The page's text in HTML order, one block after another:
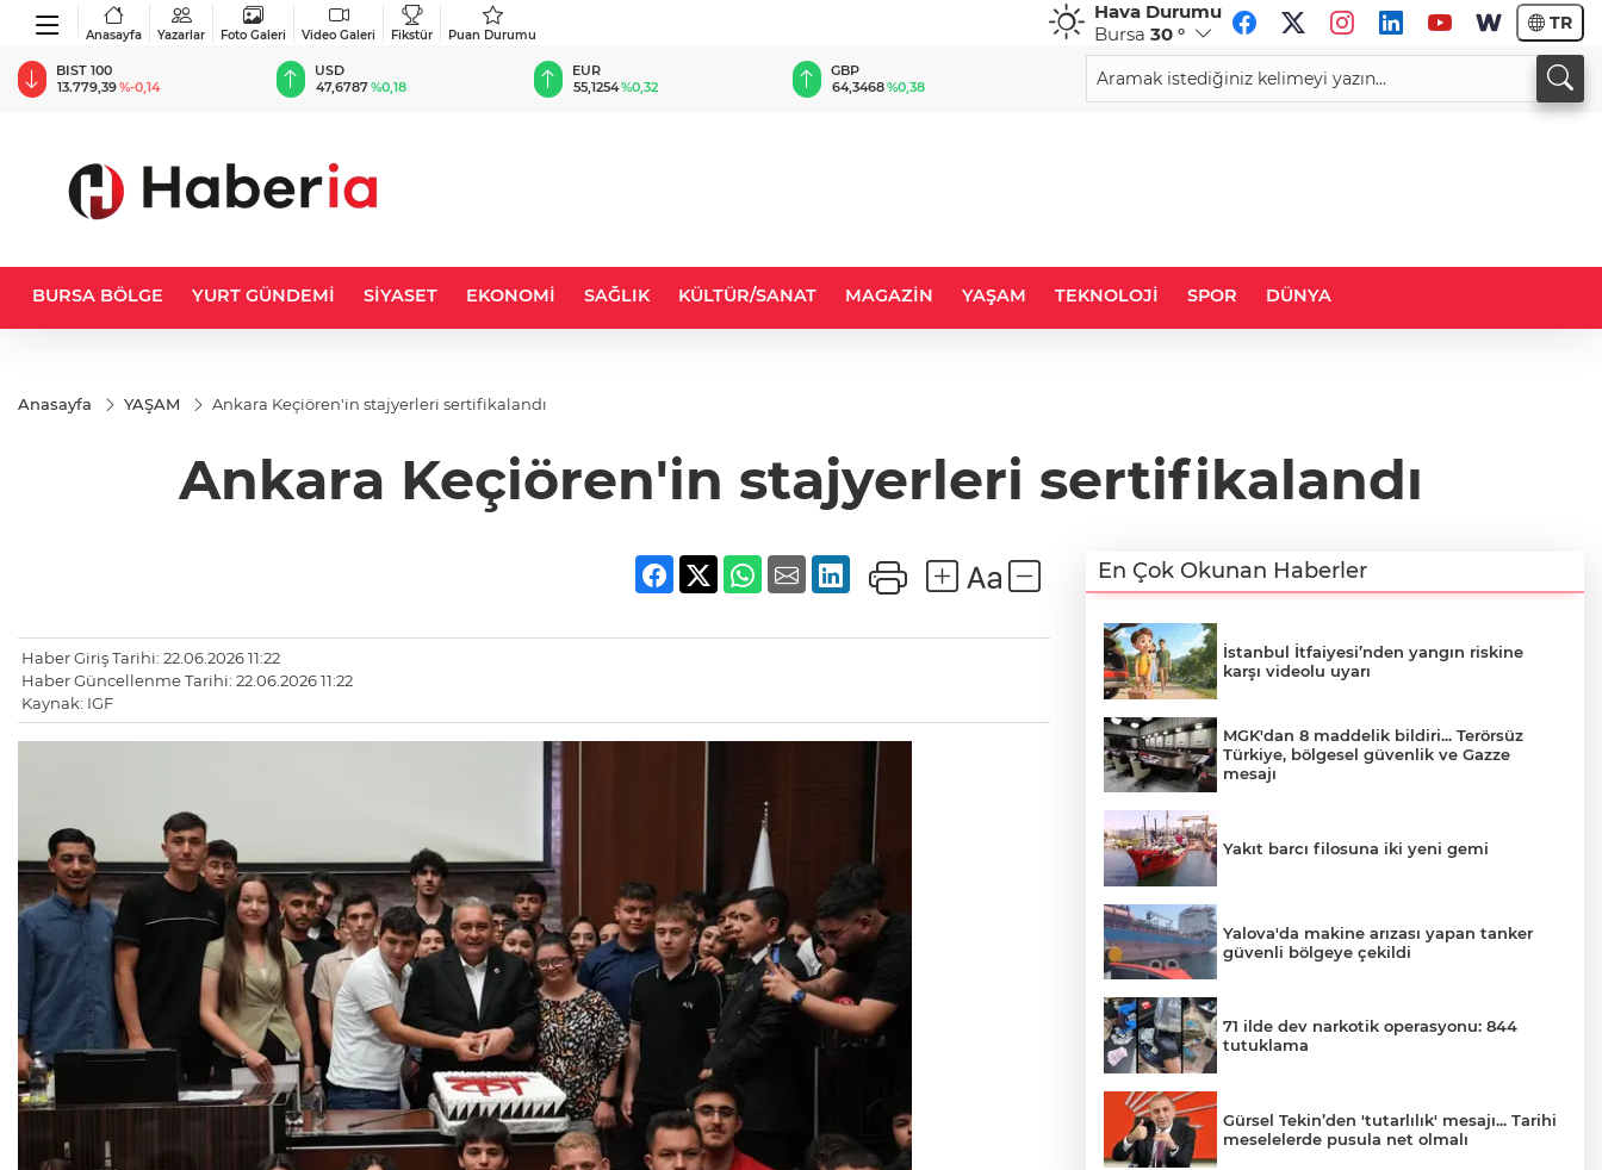
Anasayfa Yazarlar Foto Galeri Video Galeri Fikstür Puan Durumu
Hava Durumu
Bursa 30 ° TR
BIST 100
13.779,39%-0,14
USD
47,6787%0,18
EUR
55,1254%0,32
GBP
64,3468%0,38
CHF
59,0083%0,82
34,1883
BURSA BÖLGE YURT GÜNDEMİ SİYASET EKONOMİ SAĞLIK KÜLTÜR/SANAT MAGAZİN YAŞAM TEKNOLOJİ SPOR DÜNYA
Anasayfa YAŞAM Ankara Keçiören'in stajyerleri sertifikalandı
Ankara Keçiören'in stajyerleri sertifikalandı
Haber Giriş Tarihi: 22.06.2026 11:22
Haber Güncellenme Tarihi: 22.06.2026 11:22
Kaynak: IGF
En Çok Okunan Haberler
İstanbul İtfaiyesi’nden yangın riskine
karşı videolu uyarı
MGK'dan 8 maddelik bildiri... Terörsüz
Türkiye, bölgesel güvenlik ve Gazze
mesajı
Yakıt barcı filosuna iki yeni gemi
Yalova'da makine arızası yapan tanker
güvenli bölgeye çekildi
71 ilde dev narkotik operasyonu: 844
tutuklama
Gürsel Tekin’den 'tutarlılık' mesajı... Tarihi
meselelerde pusula net olmalı